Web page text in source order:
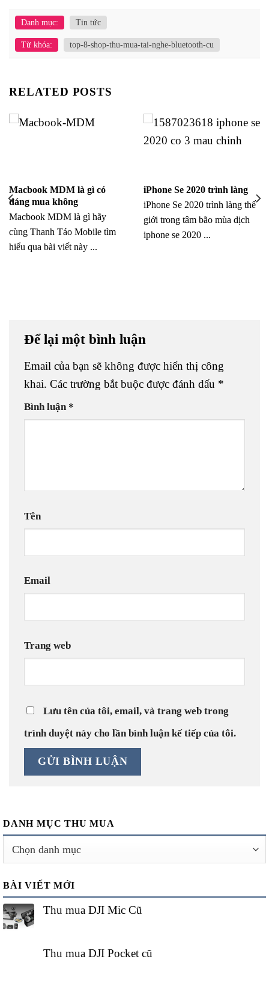
Danh mục: Tin tức
Từ khóa: top-8-shop-thu-mua-tai-nghe-bluetooth-cu
RELATED POSTS
Macbook MDM là gì có
đáng mua không
Macbook MDM là gì hãy
cùng Thanh Táo Mobile tìm
hiểu qua bài viết này ...
iPhone Se 2020 trình làng
iPhone Se 2020 trình làng thế
giới trong tâm bão mùa dịch
iphone se 2020 ...
Để lại một bình luận
Email của bạn sẽ không được hiển thị công
khai. Các trường bắt buộc được đánh dấu *
Bình luận*
Tên
Email
Trang web
Lưu tên của tôi, email, và trang web trong
trình duyệt này cho lần bình luận kế tiếp của tôi.
DANH MỤC THU MUA
Danh
mục
BÀI VIẾT MỚI
Thu mua DJI Mic Cũ
Thu mua DJI Pocket cũ